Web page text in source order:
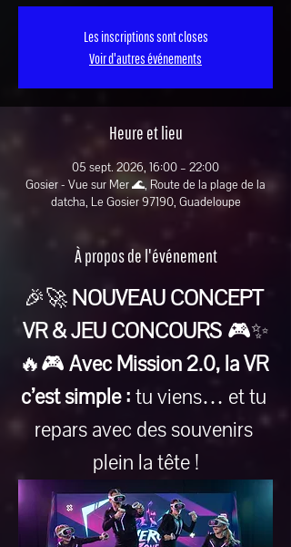
Les inscriptions sont closes
Voir d'autres événements
Heure et lieu
05 sept. 2026, 16:00 – 22:00
Gosier - Vue sur Mer 🌊, Route de la plage de la
datcha, Le Gosier 97190, Guadeloupe
À propos de l'événement
🎉🚀 NOUVEAU CONCEPT
VR & JEU CONCOURS 🎮✨
🔥🎮 Avec Mission 2.0, la VR
c’est simple : tu viens… et tu
repars avec des souvenirs
plein la tête !